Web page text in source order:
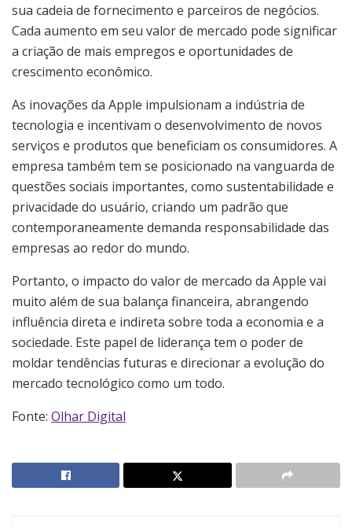
sua cadeia de fornecimento e parceiros de negócios.
Cada aumento em seu valor de mercado pode significar
a criação de mais empregos e oportunidades de
crescimento econômico.
As inovações da Apple impulsionam a indústria de
tecnologia e incentivam o desenvolvimento de novos
serviços e produtos que beneficiam os consumidores. A
empresa também tem se posicionado na vanguarda de
questões sociais importantes, como sustentabilidade e
privacidade do usuário, criando um padrão que
contemporaneamente demanda responsabilidade das
empresas ao redor do mundo.
Portanto, o impacto do valor de mercado da Apple vai
muito além de sua balança financeira, abrangendo
influência direta e indireta sobre toda a economia e a
sociedade. Este papel de liderança tem o poder de
moldar tendências futuras e direcionar a evolução do
mercado tecnológico como um todo.
Fonte: Olhar Digital